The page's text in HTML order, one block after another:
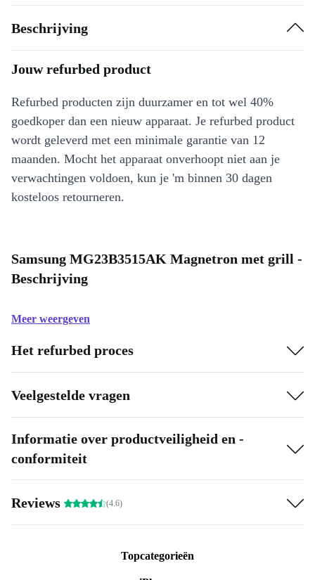
Beschrijving
Jouw refurbed product
Refurbed producten zijn duurzamer en tot wel 40%
goedkoper dan een nieuw apparaat. Je refurbed product
wordt geleverd met een minimale garantie van 12
maanden. Mocht het apparaat onverhoopt niet aan je
verwachtingen voldoen, kun je 'm binnen 30 dagen
kosteloos retourneren.
Samsung MG23B3515AK Magnetron met grill -
Beschrijving
Meer weergeven
Het refurbed proces
Veelgestelde vragen
Informatie over productveiligheid en -
conformiteit
Reviews (4.6)
Topcategorieën